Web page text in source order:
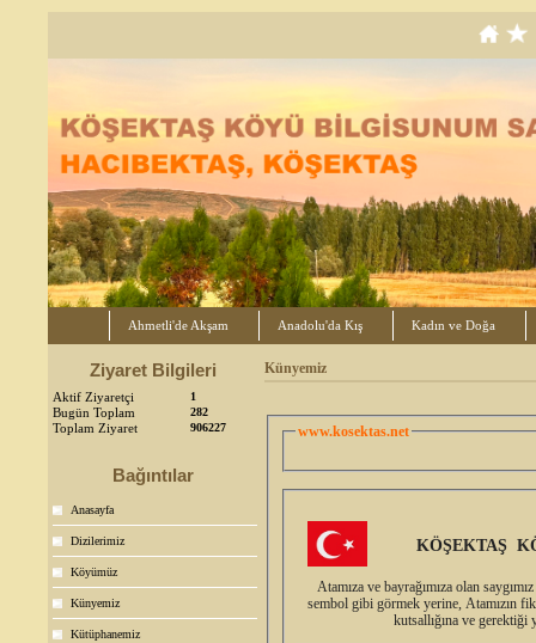
Ahmetli'de Akşam Anadolu'da Kış Kadın ve Doğa
Ziyaret Bilgileri
Aktif Ziyaretçi 1
Bugün Toplam 282
Toplam Ziyaret 906227
Bağıntılar
Anasayfa
Dizilerimiz
Köyümüz
Künyemiz
Kütüphanemiz
Künyemiz
www.kosektas.net
KÖŞEKTAŞ
Atamıza ve bayrağımıza olan
sembol gibi görmek yerine, Atamızın
kutsallığına ve gerektiği